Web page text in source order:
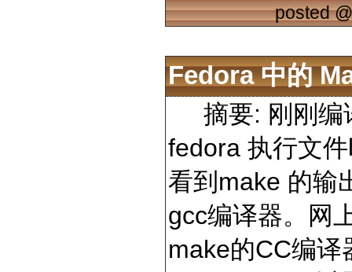
posted
Fedora 中的
摘要: 刚刚编
fedora 执行文
看到make 的输
gcc编译器。网
make的CC编译